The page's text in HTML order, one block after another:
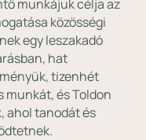
munkájuk célja az
közösségi
egy leszakadó
hat
tizenhét
munkát, és Toldon
ahol tanodát és